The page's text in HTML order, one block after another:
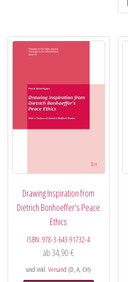
Drawing Inspiration from
Dietrich Bonhoeffer’s Peace
Ethics
ISBN:978-3-643-91732-4
ab34,90€
und inkl.Versand (D, A, CH)